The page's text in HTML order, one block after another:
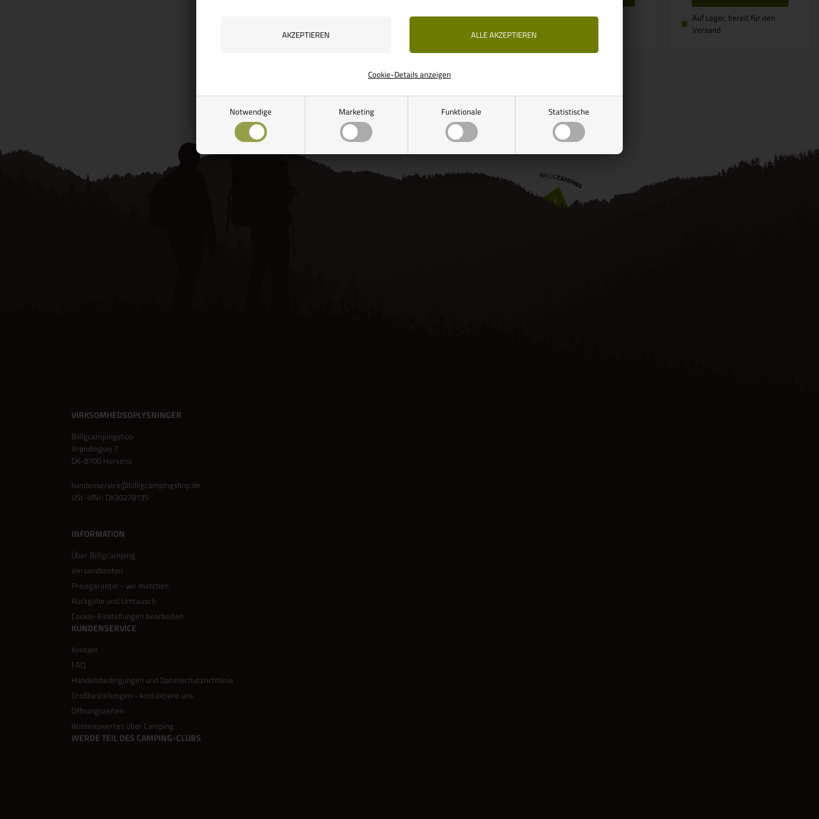
Notwendige Marketing Funktionale Statistische
Cookie-Details anzeigen
Auf Lager, bereit für den
Auf Lager, bereit für den
Auf Lager, bereit für den
Versand
VIRKSOMHEDSOPLYSNINGER
Billigcampingshop
Vrøndingvej 7
DK-8700 Horsens
kundenservice@billigcampingshop.de
USt-IdNr: DK30278135
INFORMATION
Über Billigcamping
Versandkosten
Preisgarantie - wir matchen
Rückgabe und Umtausch
Cookie-Einstellungen bearbeiten
KUNDENSERVICE
Kontakt
FAQ
Handelsbedingungen und Datenschutzrichtlinie
Großbestellungen - kontaktiere uns
Öffnungszeiten
Wissenswertes über Camping
WERDE TEIL DES CAMPING-CLUBS